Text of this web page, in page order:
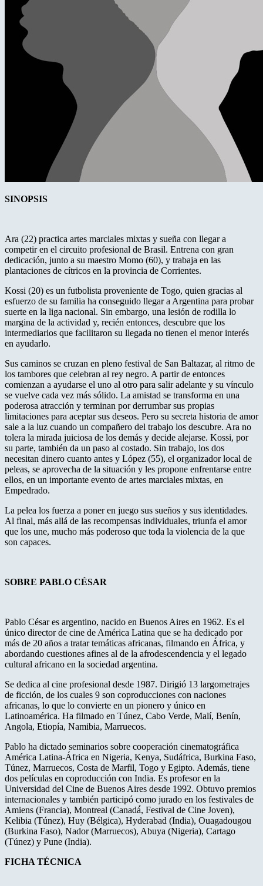
SINOPSIS
Ara (22) practica artes marciales mixtas y sueña con llegar a
competir en el circuito profesional de Brasil. Entrena con gran
dedicación, junto a su maestro Momo (60), y trabaja en las
plantaciones de cítricos en la provincia de Corrientes.
Kossi (20) es un futbolista proveniente de Togo, quien gracias al
esfuerzo de su familia ha conseguido llegar a Argentina para probar
suerte en la liga nacional. Sin embargo, una lesión de rodilla lo
margina de la actividad y, recién entonces, descubre que los
intermediarios que facilitaron su llegada no tienen el menor interés
en ayudarlo.
Sus caminos se cruzan en pleno festival de San Baltazar, al ritmo de
los tambores que celebran al rey negro. A partir de entonces
comienzan a ayudarse el uno al otro para salir adelante y su vínculo
se vuelve cada vez más sólido. La amistad se transforma en una
poderosa atracción y terminan por derrumbar sus propias
limitaciones para aceptar sus deseos. Pero su secreta historia de amor
sale a la luz cuando un compañero del trabajo los descubre. Ara no
tolera la mirada juiciosa de los demás y decide alejarse. Kossi, por
su parte, también da un paso al costado. Sin trabajo, los dos
necesitan dinero cuanto antes y López (55), el organizador local de
peleas, se aprovecha de la situación y les propone enfrentarse entre
ellos, en un importante evento de artes marciales mixtas, en
Empedrado.
La pelea los fuerza a poner en juego sus sueños y sus identidades.
Al final, más allá de las recompensas individuales, triunfa el amor
que los une, mucho más poderoso que toda la violencia de la que
son capaces.
SOBRE PABLO CÉSAR
Pablo César es argentino, nacido en Buenos Aires en 1962. Es el
único director de cine de América Latina que se ha dedicado por
más de 20 años a tratar temáticas africanas, filmando en África, y
abordando cuestiones afines al de la afrodescendencia y el legado
cultural africano en la sociedad argentina.
Se dedica al cine profesional desde 1987. Dirigió 13 largometrajes
de ficción, de los cuales 9 son coproducciones con naciones
africanas, lo que lo convierte en un pionero y único en
Latinoamérica. Ha filmado en Túnez, Cabo Verde, Malí, Benín,
Angola, Etiopía, Namibia, Marruecos.
Pablo ha dictado seminarios sobre cooperación cinematográfica
América Latina-África en Nigeria, Kenya, Sudáfrica, Burkina Faso,
Túnez, Marruecos, Costa de Marfil, Togo y Egipto. Además, tiene
dos películas en coproducción con India. Es profesor en la
Universidad del Cine de Buenos Aires desde 1992. Obtuvo premios
internacionales y también participó como jurado en los festivales de
Amiens (Francia), Montreal (Canadá́, Festival de Cine Joven),
Kelibia (Túnez), Huy (Bélgica), Hyderabad (India), Ouagadougou
(Burkina Faso), Nador (Marruecos), Abuya (Nigeria), Cartago
(Túnez) y Pune (India).
FICHA TÉCNICA